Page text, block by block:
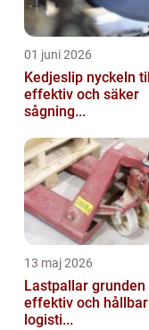
01 juni 2026
Kedjeslip nyckeln till
effektiv och säker
sågning...
13 maj 2026
Lastpallar grunden i
effektiv och hållbar
logisti...